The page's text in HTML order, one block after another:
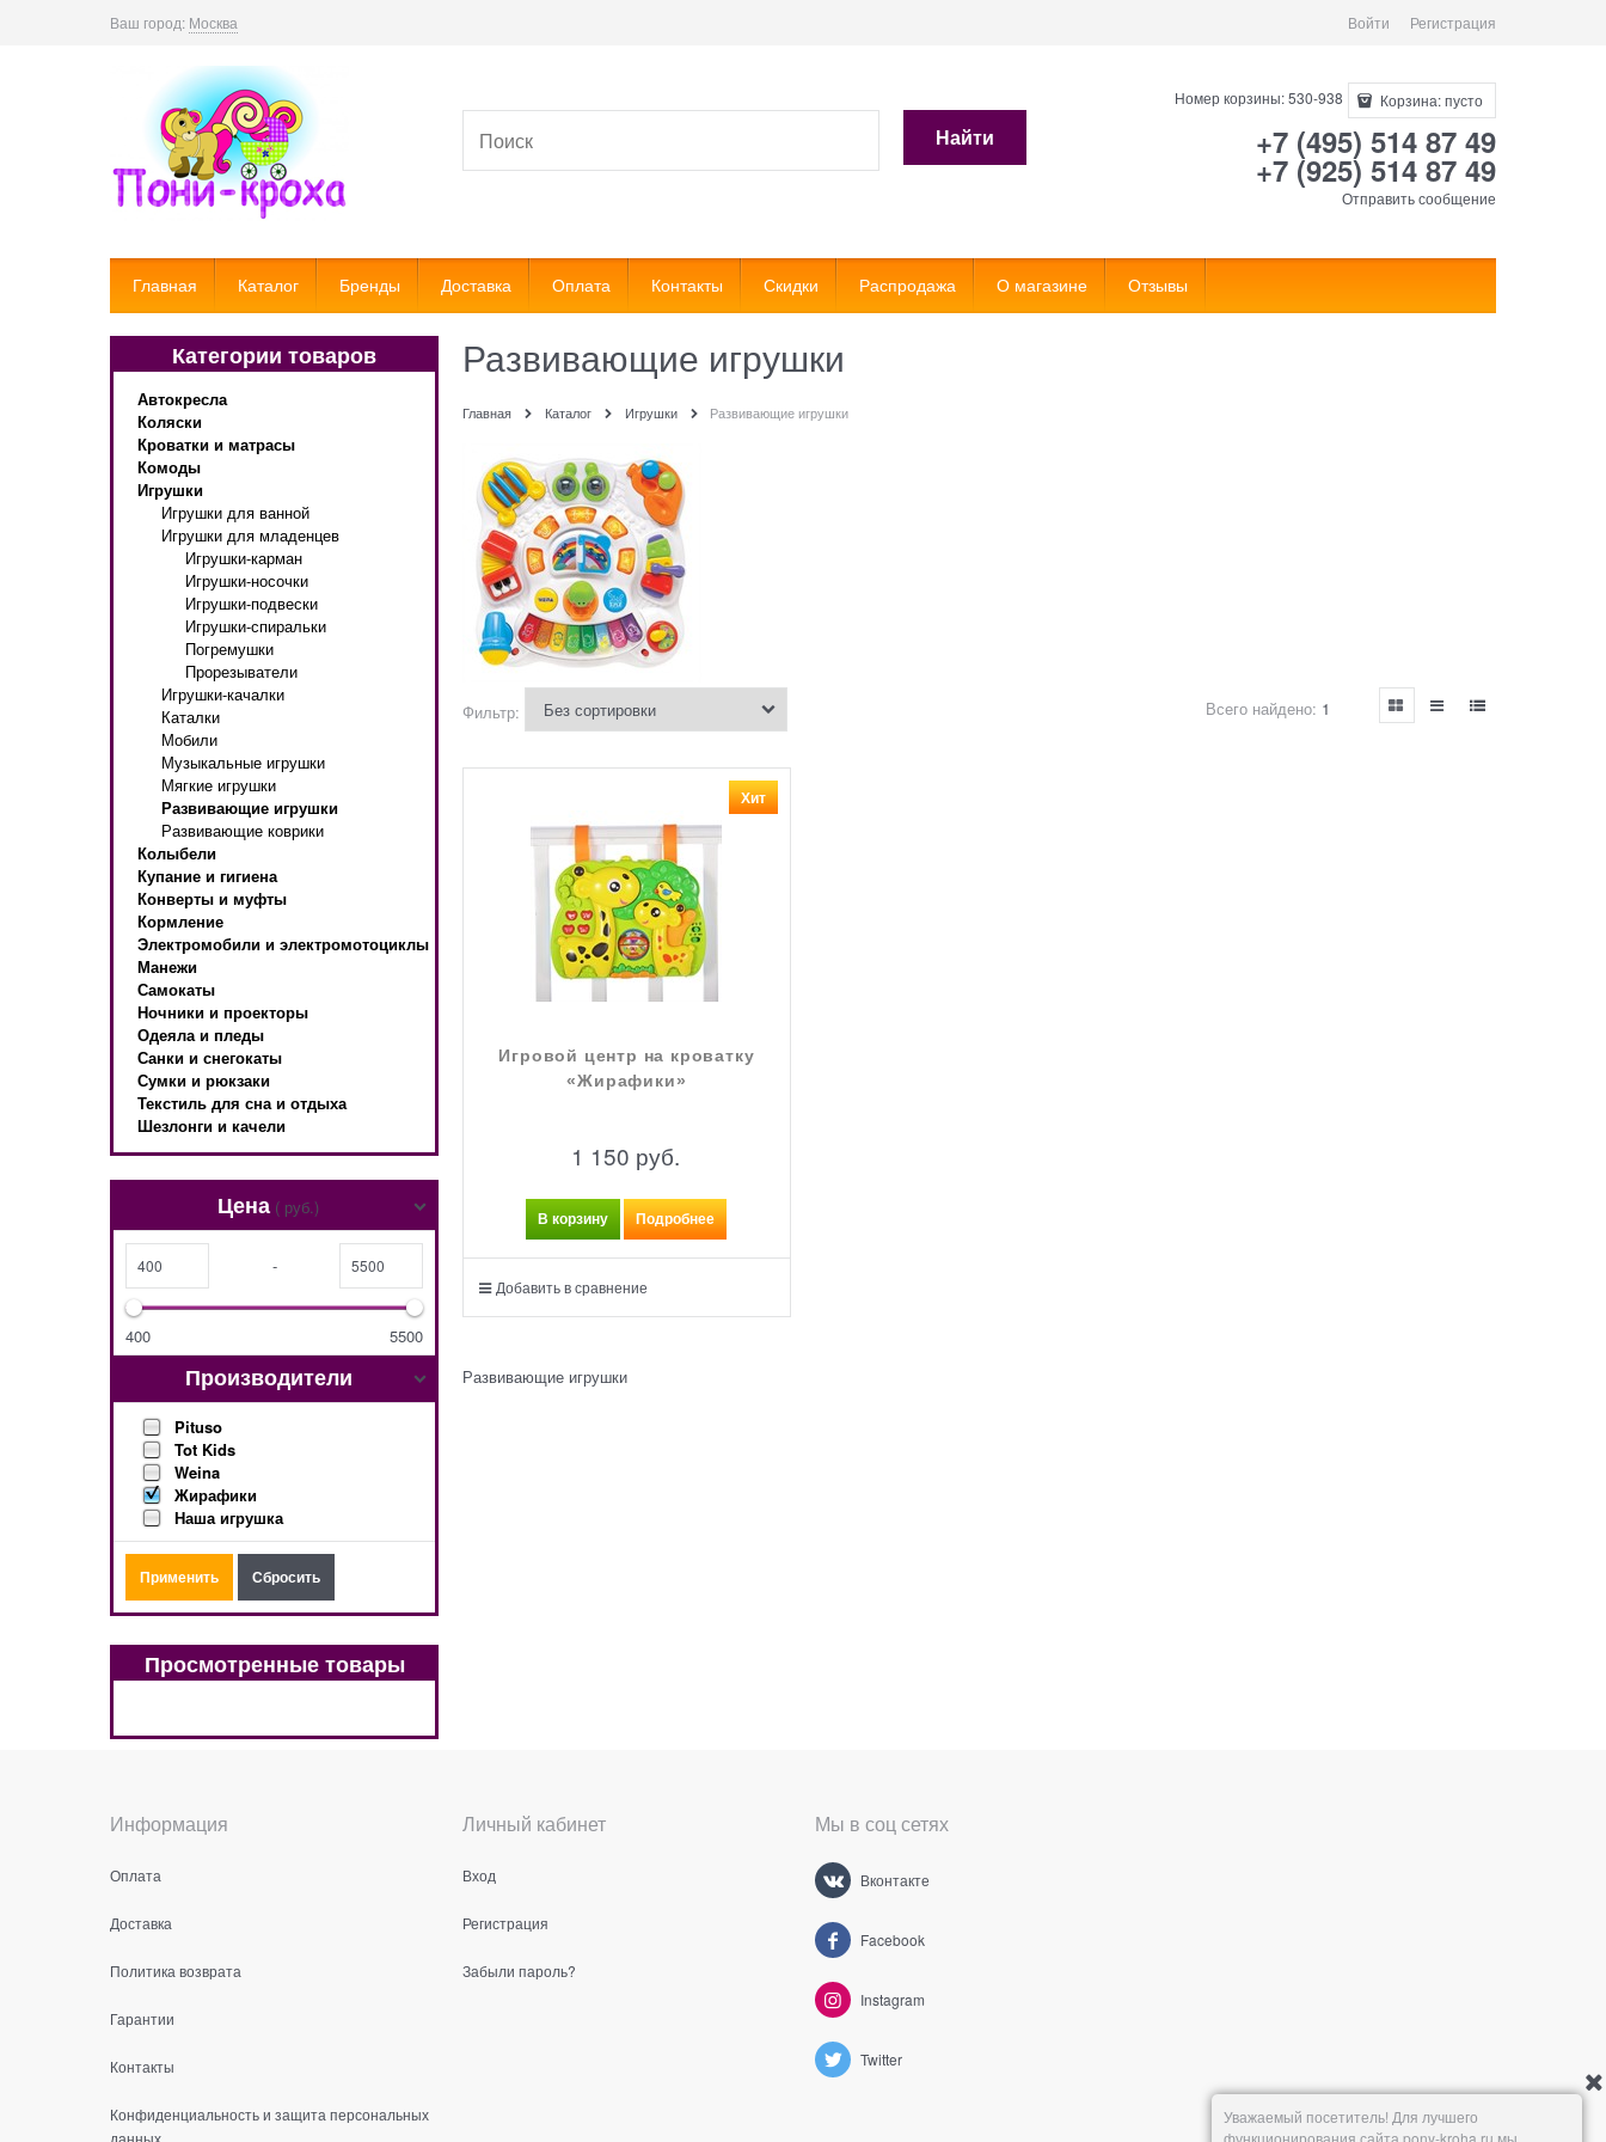
Ваш город: Москва Войти Регистрация
Найти
Номер корзины: 530-938 Корзина:пусто
+7 (495) 514 87 49
+7 (925) 514 87 49
Отправить сообщение
Главная Каталог Бренды Доставка Оплата Контакты Скидки Распродажа О магазине Отзывы
Категории товаров
Автокресла
Коляски
Кроватки и матрасы
Комоды
Игрушки
Игрушки для ванной
Игрушки для младенцев
Игрушки-карман
Игрушки-носочки
Игрушки-подвески
Игрушки-спиральки
Погремушки
Прорезыватели
Игрушки-качалки
Каталки
Мобили
Музыкальные игрушки
Мягкие игрушки
Развивающие игрушки
Развивающие коврики
Колыбели
Купание и гигиена
Конверты и муфты
Кормление
Электромобили и электромотоциклы
Манежи
Самокаты
Ночники и проекторы
Одеяла и пледы
Санки и снегокаты
Сумки и рюкзаки
Текстиль для сна и отдыха
Шезлонги и качели
Цена ( руб.)
-
400 5500
Производители
Pituso
Tot Kids
Weina
Жирафики
Наша игрушка
Просмотренные товары
Развивающие игрушки
Главная Каталог Игрушки Развивающие игрушки
Фильтр: Всего найдено: 1
Игровой центр на кроватку
«Жирафики»
Хит
1 150 руб.
В корзину Подробнее
Добавить в сравнение
Развивающие игрушки
Информация
Оплата
Доставка
Политика возврата
Гарантии
Контакты
Конфиденциальность и защита персональных
данных
Личный кабинет
Вход
Регистрация
Забыли пароль?
Мы в соц сетях
Вконтакте
Facebook
Instagram
Twitter
Уважаемый посетитель! Для лучшего
функционирования сайта pony-kroha.ru мы